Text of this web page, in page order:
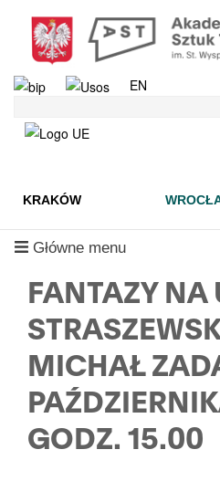
EN
KRAKÓW
mobilne
menu
Główne menu
FANTAZY NA
MICHAŁ
GODZ. 15.00